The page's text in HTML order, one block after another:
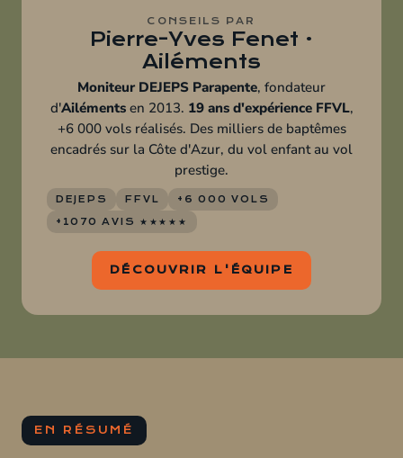
CONSEILS PAR
Pierre-Yves Fenet ·
Ailéments
Moniteur DEJEPS Parapente, fondateur
d'Ailémentsen 2013. 19 ans d'expérience FFVL,
+6 000 vols réalisés. Des milliers de baptêmes
encadrés sur la Côte d'Azur, du vol enfant au vol
prestige.
DEJEPS FFVL
+6 000 VOLS
+1070 AVIS ★★★★★
DÉCOUVRIR L'ÉQUIPE
EN RÉSUMÉ